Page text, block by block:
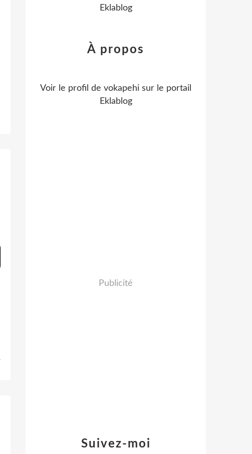
Eklablog
Suivez-moi
À propos
Voir le profil de vokapehi sur le portail
Eklablog
Publicité